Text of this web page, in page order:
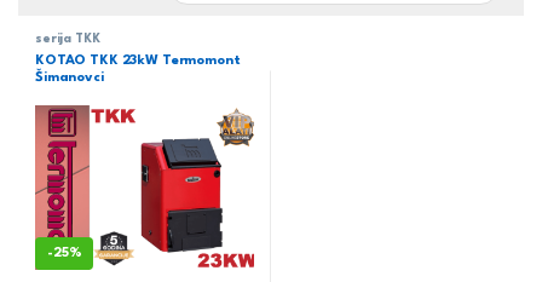
serija TKK
KOTAO TKK 23kW Termomont
Šimanovci
-25%